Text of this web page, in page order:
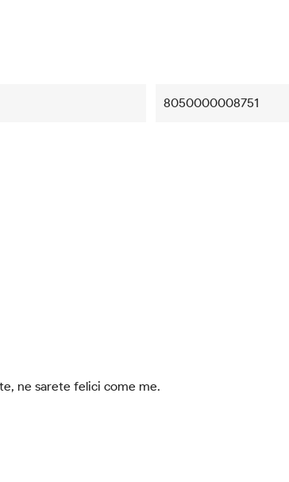
8050000008751
ne sarete felici come me.